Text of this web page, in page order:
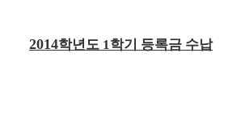
2014학년도 1 학기 등록금 수납